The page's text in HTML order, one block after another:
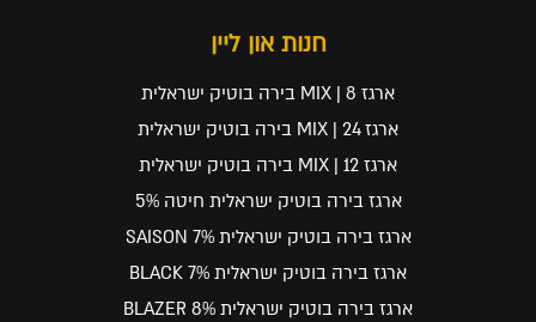
חנות און ליין
ארגז 8 | MIX בירה בוטיק ישראלית
ארגז 24 | MIX בירה בוטיק ישראלית
ארגז 12 | MIX בירה בוטיק ישראלית
ארגז בירה בוטיק ישראלית חיטה 5%
ארגז בירה בוטיק ישראלית SAISON 7%
ארגז בירה בוטיק ישראלית BLACK 7%
ארגז בירה בוטיק ישראלית BLAZER 8%